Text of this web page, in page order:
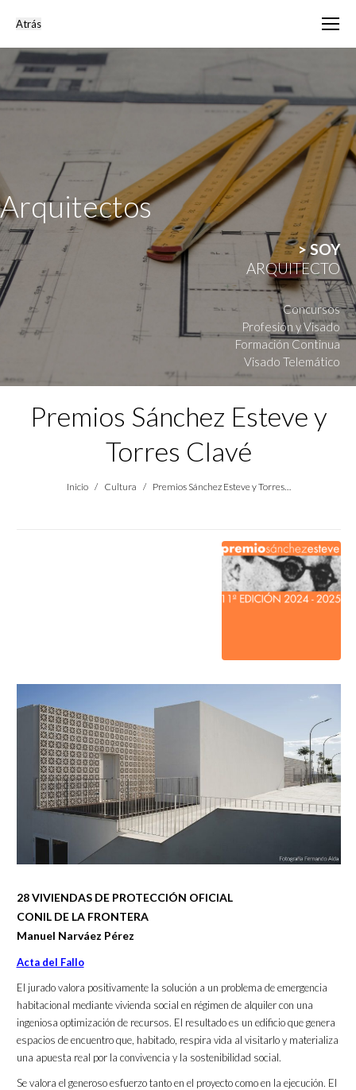
Arquitectos
> SOY
ARQUITECTO
Concursos
Profesión y Visado
Formación Continua
Visado Telemático
Premios Sánchez Esteve y
Torres Clavé
Estás aquí:
Inicio Cultura Premios Sánchez Esteve y Torres…
28 VIVIENDAS DE PROTECCIÓN OFICIAL
CONIL DE LA FRONTERA
Manuel Narváez Pérez
Acta del Fallo
El jurado valora positivamente la solución a un problema de emergencia
habitacional mediante vivienda social en régimen de alquiler con una
ingeniosa optimización de recursos. El resultado es un edificio que genera
espacios de encuentro que, habitado, respira vida al visitarlo y materializa
una apuesta real por la convivencia y la sostenibilidad social.
Se valora el generoso esfuerzo tanto en el proyecto como en la ejecución. El